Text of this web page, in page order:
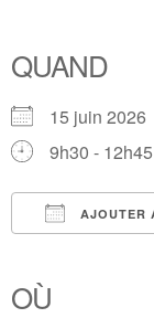
QUAND
15 juin 2026
9h30 - 12h45
AJOUTER
OÙ